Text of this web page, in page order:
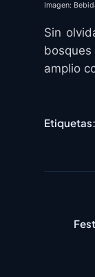
Imagen:
Sin
amplio
Etiquetas: